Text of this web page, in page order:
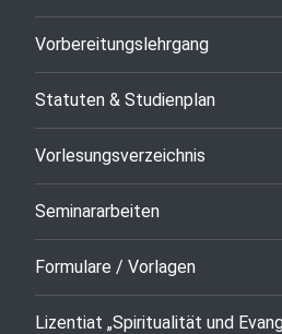
Vorbereitungslehrgang
Statuten & Studienplan
Vorlesungsverzeichnis
Seminararbeiten
Formulare / Vorlagen
Lizentiat „Spiritualität und